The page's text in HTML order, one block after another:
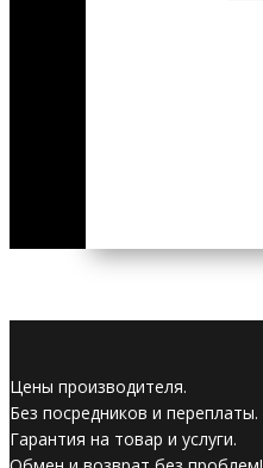
Цены производителя.
Без посредников и переплаты.
Гарантия на товар и услуги.